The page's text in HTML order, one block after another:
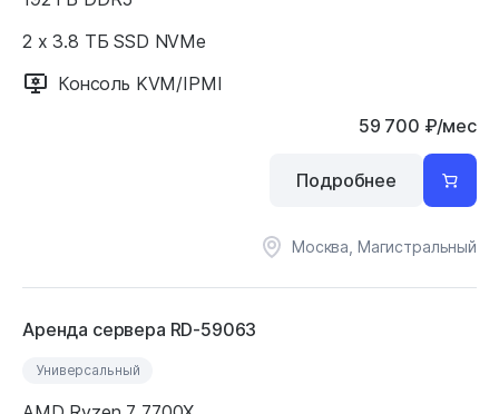
2 x 3.8 ТБ SSD NVMe
Консоль KVM/IPMI
59 700 ₽/мес
Москва, Магистральный
Подробнее
Аренда сервера RD-59063
Универсальный